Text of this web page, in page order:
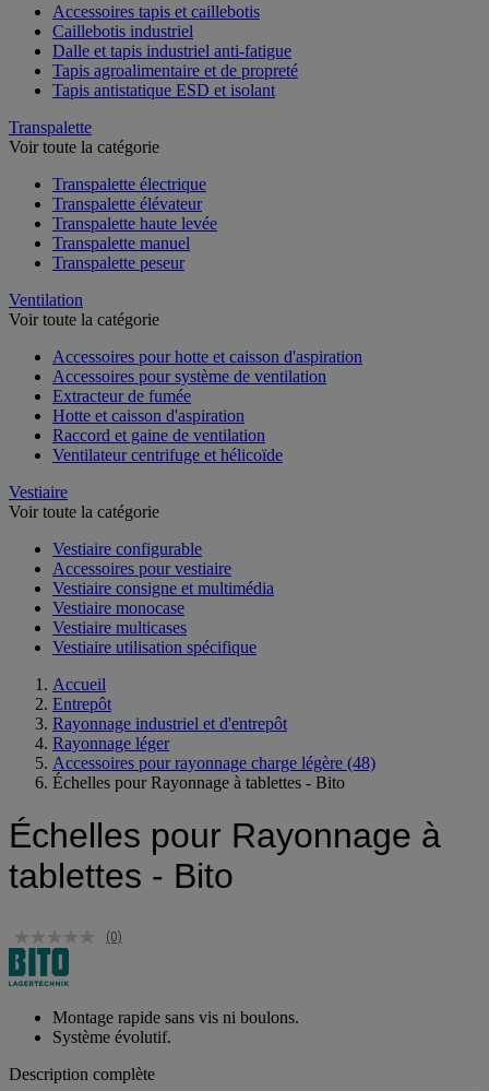
Accessoires tapis et caillebotis
Caillebotis industriel
Dalle et tapis industriel anti-fatigue
Tapis agroalimentaire et de propreté
Tapis antistatique ESD et isolant
Transpalette
Voir toute la catégorie
Transpalette électrique
Transpalette élévateur
Transpalette haute levée
Transpalette manuel
Transpalette peseur
Ventilation
Voir toute la catégorie
Accessoires pour hotte et caisson d'aspiration
Accessoires pour système de ventilation
Extracteur de fumée
Hotte et caisson d'aspiration
Raccord et gaine de ventilation
Ventilateur centrifuge et hélicoïde
Vestiaire
Voir toute la catégorie
Vestiaire configurable
Accessoires pour vestiaire
Vestiaire consigne et multimédia
Vestiaire monocase
Vestiaire multicases
Vestiaire utilisation spécifique
Accueil
Entrepôt
Rayonnage industriel et d'entrepôt
Rayonnage léger
Accessoires pour rayonnage charge légère (48)
Échelles pour Rayonnage à tablettes - Bito
Échelles pour Rayonnage à
tablettes - Bito
(0)
Montage rapide sans vis ni boulons.
Système évolutif.
Description complète